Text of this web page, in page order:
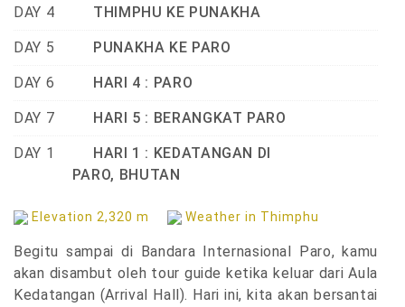
DAY 4 THIMPHU KE PUNAKHA
DAY 5 PUNAKHA KE PARO
DAY 6 HARI 4 : PARO
DAY 7 HARI 5 : BERANGKAT PARO
DAY 1
HARI 1 : KEDATANGAN DI
PARO, BHUTAN
Elevation 2,320 m Weather in Thimphu
Begitu sampai di Bandara Internasional Paro, kamu
akan disambut oleh tour guide ketika keluar dari Aula
Kedatangan (Arrival Hall). Hari ini, kita akan bersantai